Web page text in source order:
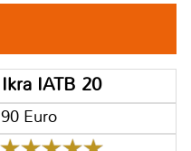
Ikra IATB 20
90 Euro